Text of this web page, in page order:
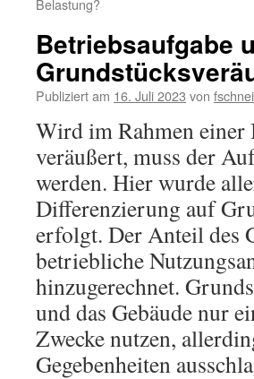
Belastung?
Betriebsaufgabe
Publiziert am 16. Juli 2023 von
Wird im Rahmen einer
veräußert, muss der
werden. Hier wurde
Differenzierung auf
erfolgt. Der Anteil des
betriebliche
hinzugerechnet.
und das Gebäude nur
Zwecke nutzen,
Gegebenheiten